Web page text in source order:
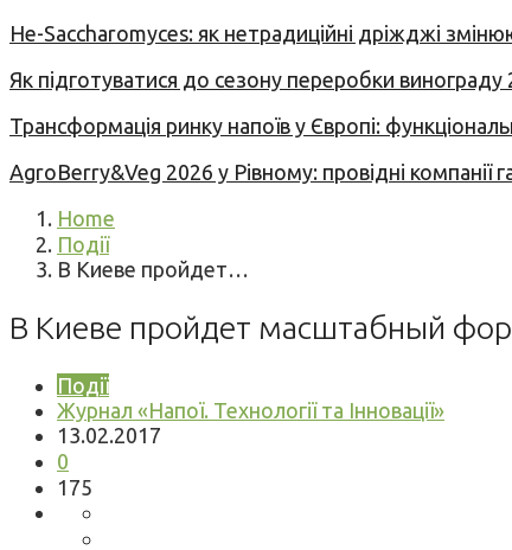
Не-Saccharomyces: як нетрадиційні дріжджі
Як підготуватися до сезону переробки
Трансформація ринку напоїв у Європі:
AgroBerry&Veg 2026 у Рівному: провідні компанії
Home
Події
В Киеве пройдет…
В Киеве пройдет масштабный
Події
Журнал «Напої. Технології та Інновації»
13.02.2017
0
175